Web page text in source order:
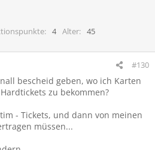
4 Alter
45
#130
bescheid geben, wo ich Karten
zu bekommen?
- Tickets, und dann von meinen
müssen...